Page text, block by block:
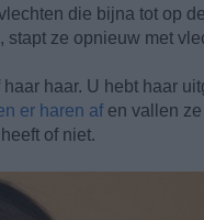
die bijna tot op
ze opnieuw met
haar. U hebt haar
er haren afen vallen ze
of niet.